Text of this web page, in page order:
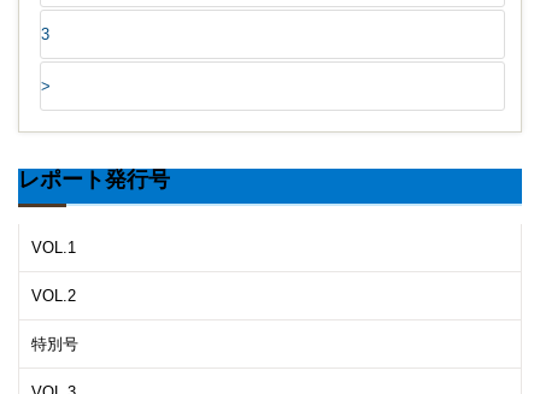
3
>
レポート発行号
VOL.1
VOL.2
特別号